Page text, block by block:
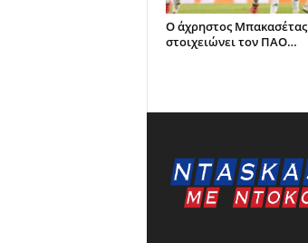
Ο άχρηστος Μπακασέτας
στοιχειώνει τον ΠΑΟ…